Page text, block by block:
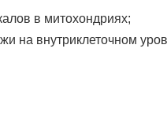
в митохондриях;
на внутриклеточном